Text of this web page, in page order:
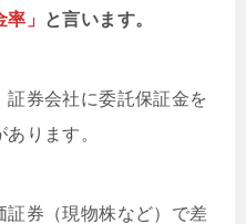
」 と言います。
券会社に委託保証金を
ります。
券（現物株など）で差